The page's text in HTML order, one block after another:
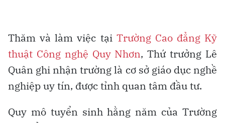
Thăm và làm việc tại Trường Cao đẳng Kỹ
thuật Công nghệ Quy Nhơn, Thứ trưởng Lê
Quân ghi nhận trường là cơ sở giáo dục nghề
nghiệp uy tín, được tỉnh quan tâm đầu tư.
Quy mô tuyển sinh hằng năm của Trường